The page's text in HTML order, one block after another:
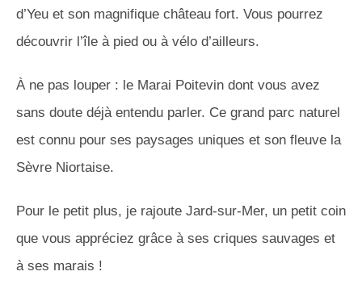
d’Yeu et son magnifique château fort. Vous pourrez
découvrir l’île à pied ou à vélo d’ailleurs.
À ne pas louper : le Marai Poitevin dont vous avez
sans doute déjà entendu parler. Ce grand parc naturel
est connu pour ses paysages uniques et son fleuve la
Sèvre Niortaise.
Pour le petit plus, je rajoute Jard-sur-Mer, un petit coin
que vous appréciez grâce à ses criques sauvages et
à ses marais !